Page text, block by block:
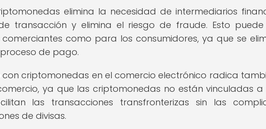
elimina la necesidad de intermediarios
transacción y elimina el riesgo de fraude. Esto puede
como para los consumidores, ya que se
de pago.
criptomonedas en el comercio electrónico radica
ya que las criptomonedas no están vinculadas a
las transacciones transfronterizas sin las
de divisas.